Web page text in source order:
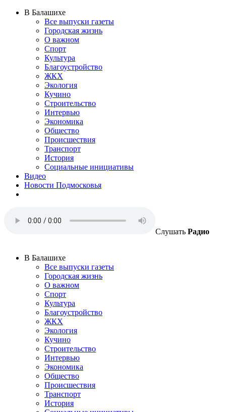
В Балашихе
Все выпуски газеты
Городская жизнь
О важном
Спорт
Культура
Благоустройство
ЖКХ
Экология
Кучино
Строительство
Интервью
Экономика
Общество
Происшествия
Транспорт
История
Социальные инициативы
Видео
Новости Подмосковья
Слушать Радио
В Балашихе
Все выпуски газеты
Городская жизнь
О важном
Спорт
Культура
Благоустройство
ЖКХ
Экология
Кучино
Строительство
Интервью
Экономика
Общество
Происшествия
Транспорт
История